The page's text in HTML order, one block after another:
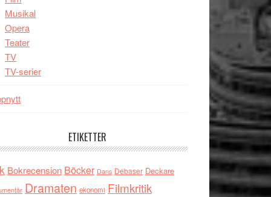
Musikal
Opera
Teater
TV
TV-serier
ETIKETTER
Bokrecension Böcker Dans Debaser Deckare
Dramaten ekonomi Filmkritik